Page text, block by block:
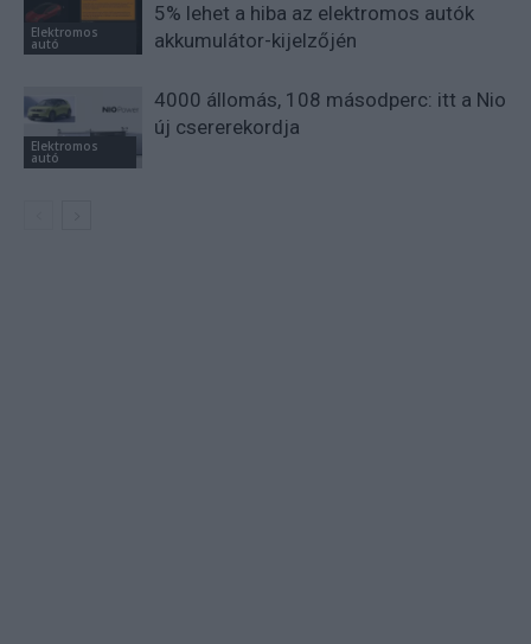
Elektromos
autó
5% lehet a hiba az elektromos autók
akkumulátor-kijelzőjén
Elektromos
autó
4000 állomás, 108 másodperc: itt a Nio
új csererekordja